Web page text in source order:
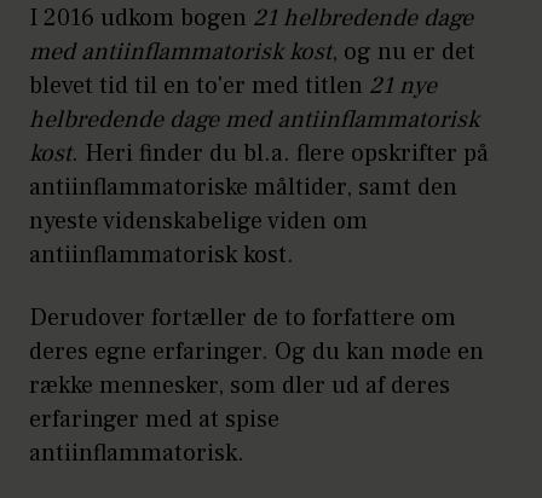
I 2016 udkom bogen 21 helbredende dage
med antiinflammatorisk kost, og nu er det
blevet tid til en to'er med titlen 21 nye
helbredende dage med antiinflammatorisk
kost. Heri finder du bl.a. flere opskrifter på
antiinflammatoriske måltider, samt den
nyeste videnskabelige viden om
antiinflammatorisk kost.
Derudover fortæller de to forfattere om
deres egne erfaringer. Og du kan møde en
række mennesker, som dler ud af deres
erfaringer med at spise
antiinflammatorisk.